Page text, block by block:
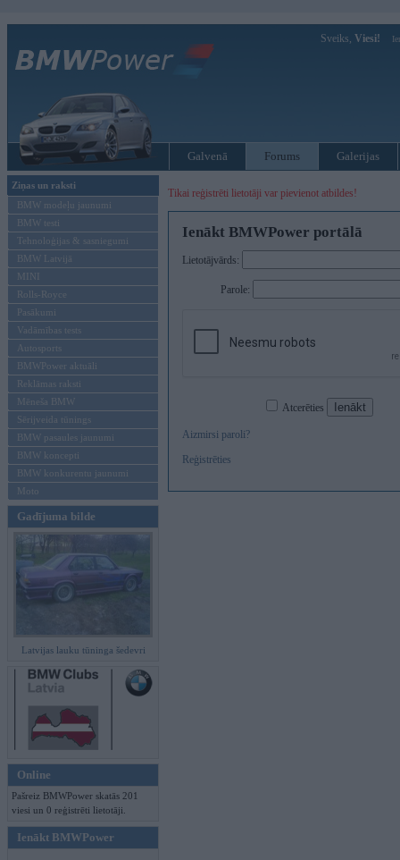
Sveiks, Viesi!
Galvenā Forums Galerijas
Ziņas un raksti
BMW modeļu jaunumi
BMW testi
Tehnoloģijas & sasniegumi
BMW Latvijā
MINI
Rolls-Royce
Pasākumi
Vadāmības tests
Autosports
BMWPower aktuāli
Reklāmas raksti
Mēneša BMW
Sērijveida tūnings
BMW pasaules jaunumi
BMW koncepti
BMW konkurentu jaunumi
Moto
Gadījuma bilde
Latvijas lauku tūninga šedevri
Online
Pašreiz BMWPower skatās 201
viesi un 0 reģistrēti lietotāji.
Ienākt BMWPower
Tikai reģistrēti lietotāji var pievienot atbildes!
Ienākt BMWPower portālā
Lietotājvārds:
Parole:
Atcerēties
Aizmirsi paroli?
Reģistrēties